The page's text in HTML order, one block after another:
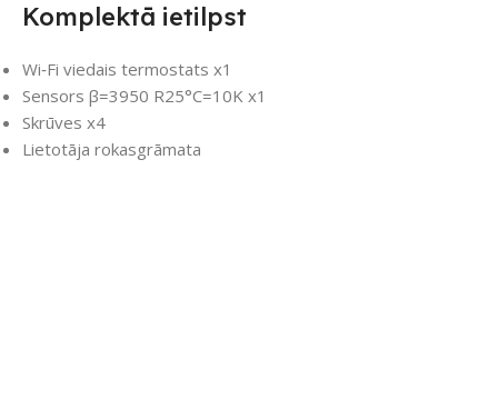
Komplektā ietilpst
Wi‑Fi viedais termostats x1
Sensors β=3950 R25°C=10K x1
Skrūves x4
Lietotāja rokasgrāmata